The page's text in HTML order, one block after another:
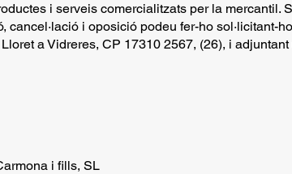
i serveis comercialitzats per la mercantil.
cancel·lació i oposició podeu fer-ho sol·licitant-
a Vidreres, CP 17310 2567, (26), i
i fills, SL